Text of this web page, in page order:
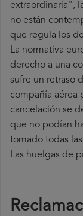
extraordinaria",
no están
que regula los
La normativa
derecho a una
sufre un retraso
compañía aérea
cancelación se
que no podían
tomado todas
Las huelgas de